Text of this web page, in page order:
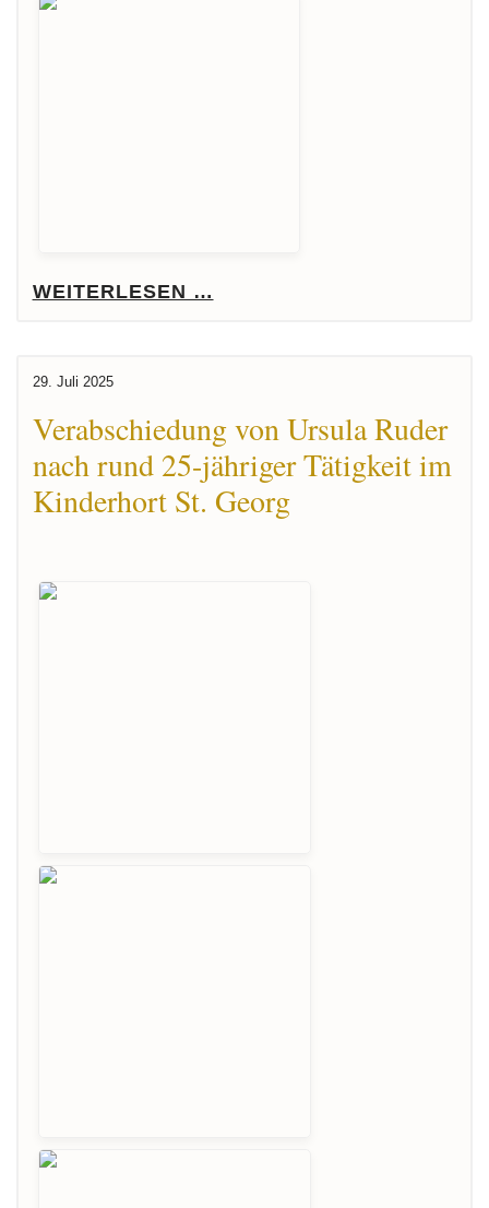
WEITERLESEN …
29. Juli 2025
Verabschiedung von Ursula Ruder
nach rund 25-jähriger Tätigkeit im
Kinderhort St. Georg